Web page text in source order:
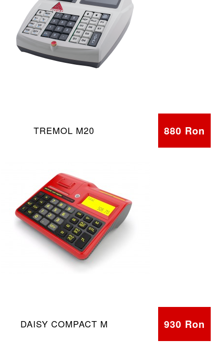
TREMOL M20 880 Ron
DAISY COMPACT M 930 Ron